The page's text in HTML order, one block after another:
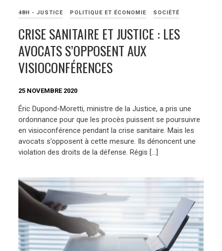
48H - JUSTICE POLITIQUE ET ÉCONOMIE SOCIÉTÉ
CRISE SANITAIRE ET JUSTICE : LES
AVOCATS S’OPPOSENT AUX
VISIOCONFÉRENCES
25 NOVEMBRE 2020
Éric Dupond-Moretti, ministre de la Justice, a pris une
ordonnance pour que les procès puissent se poursuivre
en visioconférence pendant la crise sanitaire. Mais les
avocats s’opposent à cette mesure. Ils dénoncent une
violation des droits de la défense. Régis […]